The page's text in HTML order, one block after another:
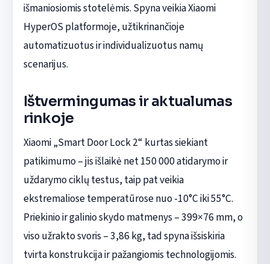
išmaniosiomis stotelėmis. Spyna veikia Xiaomi
HyperOS platformoje, užtikrinančioje
automatizuotus ir individualizuotus namų
scenarijus.
Ištvermingumas ir aktualumas
rinkoje
Xiaomi „Smart Door Lock 2“ kurtas siekiant
patikimumo – jis išlaikė net 150 000 atidarymo ir
uždarymo ciklų testus, taip pat veikia
ekstremaliose temperatūrose nuo -10°C iki 55°C.
Priekinio ir galinio skydo matmenys – 399×76 mm, o
viso užrakto svoris – 3,86 kg, tad spyna išsiskiria
tvirta konstrukcija ir pažangiomis technologijomis.